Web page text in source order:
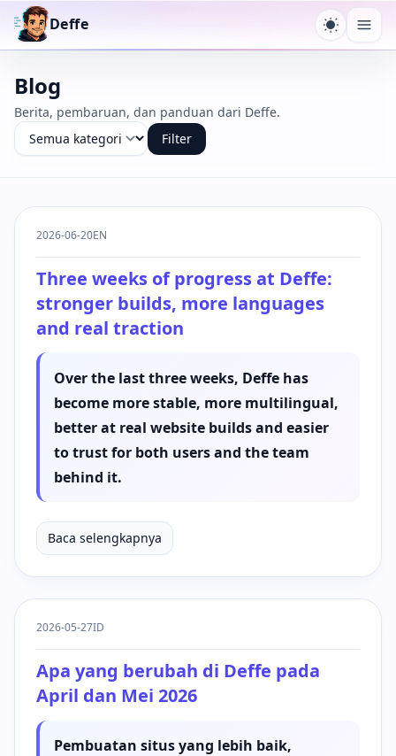
Deffe
Ganti
Blog
Berita, pembaruan, dan panduan dari Deffe.
Filter
2026-06-20EN
Three weeks of progress at Deffe:
stronger builds, more languages
and real traction
Over the last three weeks, Deffe has
become more stable, more multilingual,
better at real website builds and easier
to trust for both users and the team
behind it.
Baca selengkapnya
2026-05-27ID
Apa yang berubah di Deffe pada
April dan Mei 2026
Pembuatan situs yang lebih baik,